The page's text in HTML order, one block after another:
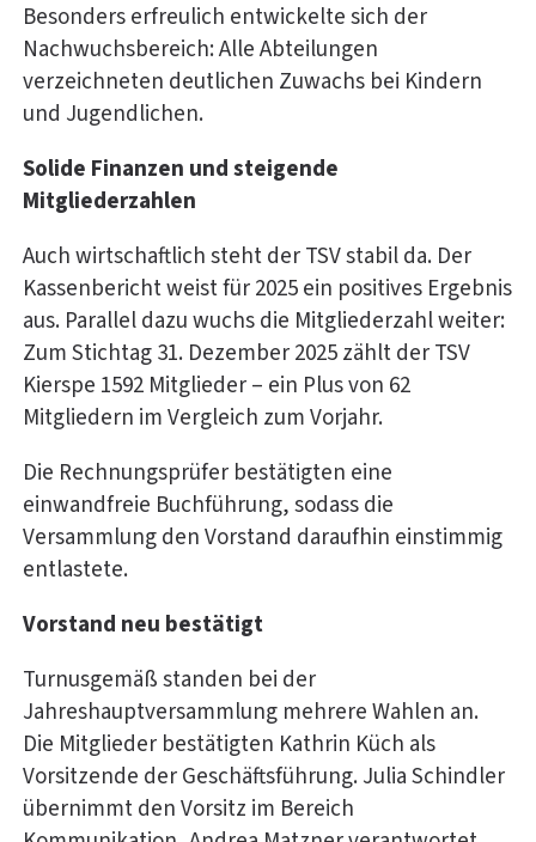
Besonders erfreulich entwickelte sich der
Nachwuchsbereich: Alle Abteilungen
verzeichneten deutlichen Zuwachs bei Kindern
und Jugendlichen.
Solide Finanzen und steigende
Mitgliederzahlen
Auch wirtschaftlich steht der TSV stabil da. Der
Kassenbericht weist für 2025 ein positives Ergebnis
aus. Parallel dazu wuchs die Mitgliederzahl weiter:
Zum Stichtag 31. Dezember 2025 zählt der TSV
Kierspe 1592 Mitglieder – ein Plus von 62
Mitgliedern im Vergleich zum Vorjahr.
Die Rechnungsprüfer bestätigten eine
einwandfreie Buchführung, sodass die
Versammlung den Vorstand daraufhin einstimmig
entlastete.
Vorstand neu bestätigt
Turnusgemäß standen bei der
Jahreshauptversammlung mehrere Wahlen an.
Die Mitglieder bestätigten Kathrin Küch als
Vorsitzende der Geschäftsführung. Julia Schindler
übernimmt den Vorsitz im Bereich